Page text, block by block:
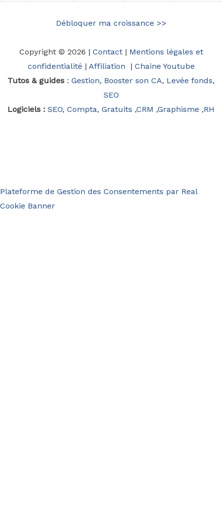
Débloquer ma croissance >>
Copyright © 2026 | Contact| Mentions légales et
confidentialité | Affiliation | Chaine Youtube
Tutos & guides : Gestion, Booster son CA, Levée fonds,
SEO
Logiciels : SEO, Compta, Gratuits ,CRM ,Graphisme ,RH
Plateforme de Gestion des Consentements par Real
Cookie Banner